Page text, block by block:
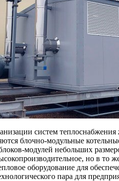
систем
блочно-модульные
модулей небольших
но в то
оборудование для
пара для